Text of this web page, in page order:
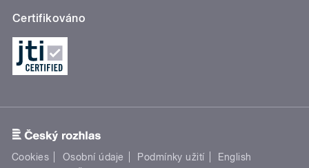
Certifikováno
Cookies Osobní údaje Podmínky užití
English